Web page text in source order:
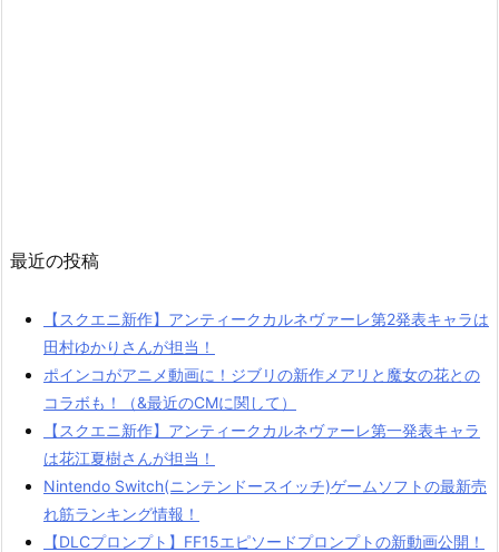
最近の投稿
【スクエニ新作】アンティークカルネヴァーレ第2発表キャラは
田村ゆかりさんが担当！
ポインコがアニメ動画に！ジブリの新作メアリと魔女の花との
コラボも！（&最近のCMに関して）
【スクエニ新作】アンティークカルネヴァーレ第一発表キャラ
は花江夏樹さんが担当！
Nintendo Switch(ニンテンドースイッチ)ゲームソフトの最新売
れ筋ランキング情報！
【DLCプロンプト】FF15エピソードプロンプトの新動画公開！